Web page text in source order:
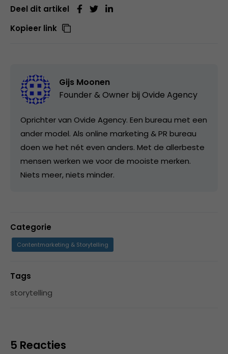
Deel dit artikel
Kopieer link
Gijs Moonen
Founder & Owner bij Ovide Agency
Oprichter van Ovide Agency. Een bureau met een
ander model. Als online marketing & PR bureau
doen we het nét even anders. Met de allerbeste
mensen werken we voor de mooiste merken.
Niets meer, niets minder.
Categorie
Contentmarketing & Storytelling
Tags
storytelling
5 Reacties